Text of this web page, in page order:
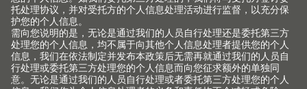
侧边稳定器
在产品手册中打开